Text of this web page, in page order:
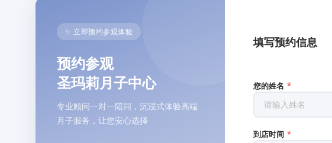
✨ 立即预约参观体验
预约参观
圣玛莉月子中心
专业顾问一对一陪同，沉浸式体验高端
月子服务，让您安心选择
填写预约信息
您的姓名 *
到店时间 *